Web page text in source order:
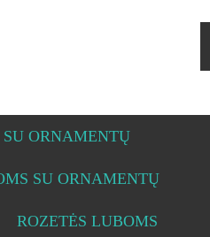
ORNAMENTŲ
SU ORNAMENTŲ
ROZETĖS LUBOMS